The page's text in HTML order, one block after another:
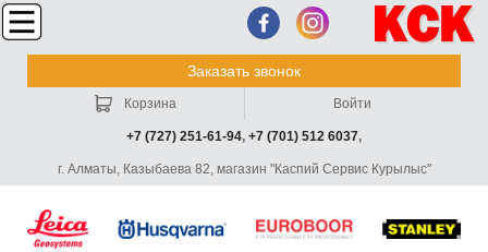
Заказать звонок
+7 (727) 251-61-94, +7 (701) 512 6037,
г. Алматы, Казыбаева 82, магазин "Каспий Сервис Курылыс"
Корзина Войти